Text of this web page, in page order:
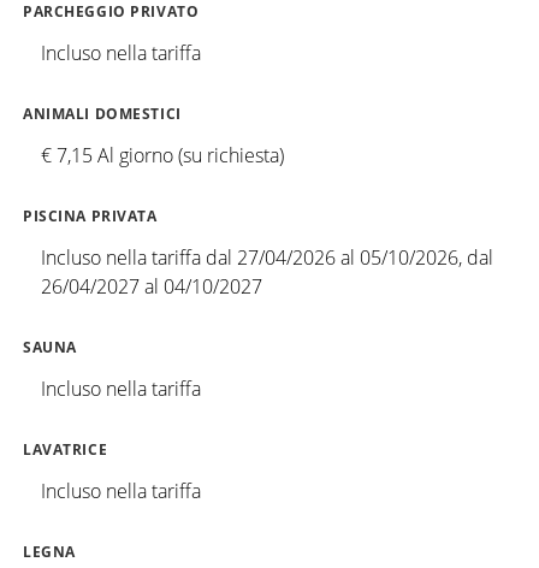
PARCHEGGIO PRIVATO
Incluso nella tariffa
ANIMALI DOMESTICI
€ 7,15 Al giorno (su richiesta)
PISCINA PRIVATA
Incluso nella tariffa dal 27/04/2026 al 05/10/2026, dal
26/04/2027 al 04/10/2027
SAUNA
Incluso nella tariffa
LAVATRICE
Incluso nella tariffa
LEGNA